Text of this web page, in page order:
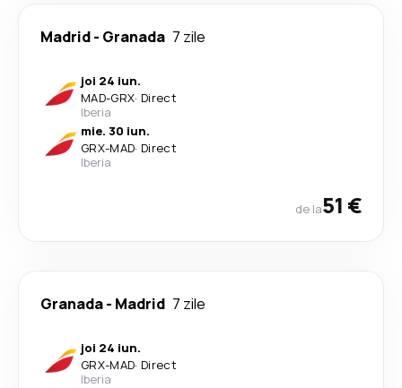
Madrid- Granada 7 zile
joi 24 iun.
MAD-GRX· Direct
Iberia
mie. 30 iun.
GRX-MAD· Direct
Iberia
de la51 €
Granada- Madrid 7 zile
joi 24 iun.
GRX-MAD· Direct
Iberia